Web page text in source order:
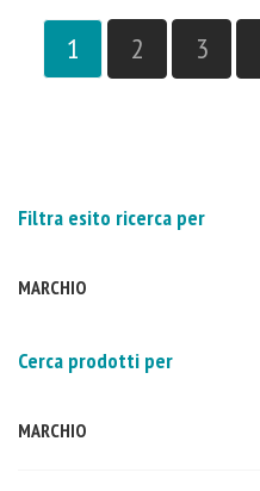
1 2 3
Filtra esito ricerca per
MARCHIO
Cerca prodotti per
MARCHIO